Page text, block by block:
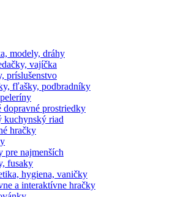
modely, dráhy
vajíčka
príslušenstvo
fľašky, podbradníky
dopravné prostriedky
kuchynský riad
hračky
pre najmenších
fusaky
hygiena, vaničky
a interaktívne hračky